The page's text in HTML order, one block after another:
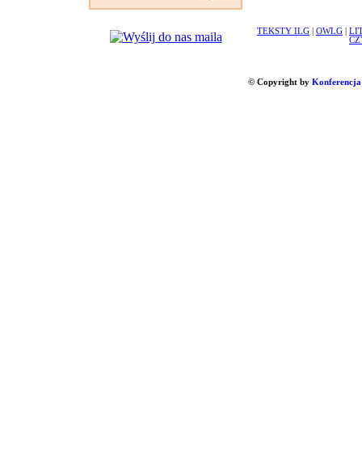
TEKSTY ILG OWLG
© Copyright by Konferencja